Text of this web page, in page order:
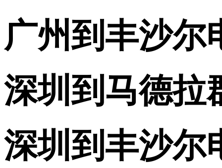
广州到丰沙尔
深圳到马德拉
深圳到丰沙尔